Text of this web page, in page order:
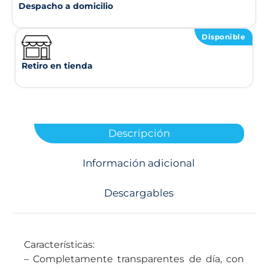
Despacho a domicilio
Disponible
Retiro en tienda
Descripción
Información adicional
Descargables
Características:
– Completamente transparentes de dí­a, con